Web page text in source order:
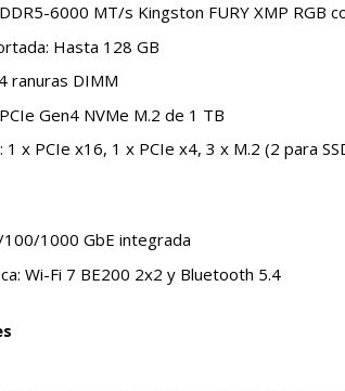
6000 MT/s Kingston FURY XMP RGB
Hasta 128 GB
ranuras DIMM
Gen4 NVMe M.2 de 1 TB
1 x PCIe x16, 1 x PCIe x4, 3 x M.2 (2 para
100/1000 GbE integrada
Wi-Fi 7 BE200 2x2 y Bluetooth 5.4